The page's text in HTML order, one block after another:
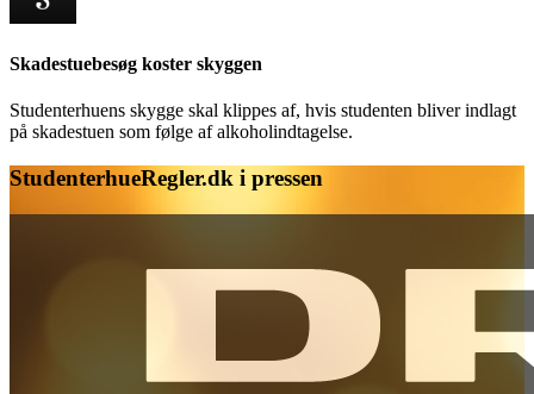
Skadestuebesøg koster skyggen
Studenterhuens skygge skal klippes af, hvis studenten bliver indlagt
på skadestuen som følge af alkoholindtagelse.
StudenterhueRegler.dk i pressen